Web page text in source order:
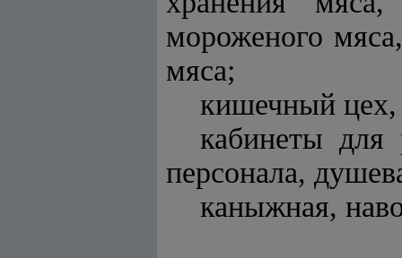
мороженого
мяса;
кишечный
кабинеты для
персонала,
каныжная,